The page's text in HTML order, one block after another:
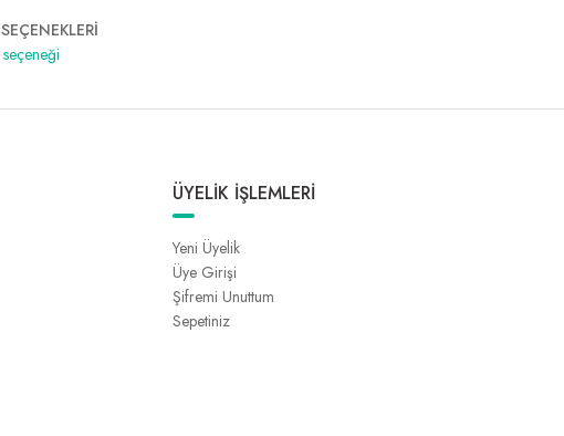
ÜYELİK İŞLEMLERİ
Yeni Üyelik
Üye Girişi
Şifremi Unuttum
Sepetiniz